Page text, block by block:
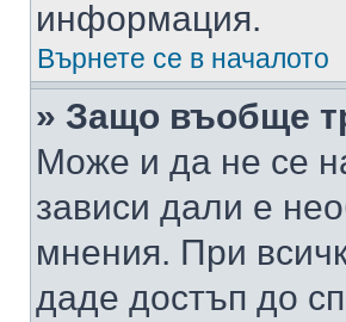
информация.
Върнете се в началото
» Защо въобще
Може и да не се
зависи дали е
мнения. При
даде достъп до